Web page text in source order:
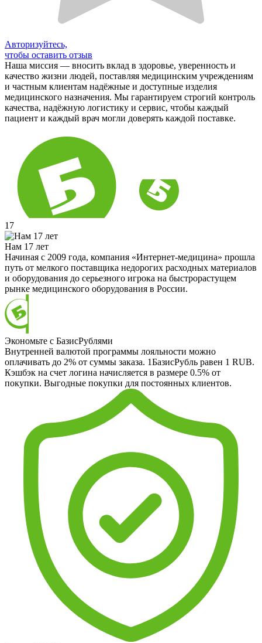
Авторизуйтесь,
чтобы оставить отзыв
Наша миссия — вносить вклад в здоровье, уверенность и
качество жизни людей, поставляя медицинским учреждениям
и частным клиентам надёжные и доступные изделия
медицинского назначения. Мы гарантируем строгий контроль
качества, надёжную логистику и сервис, чтобы каждый
пациент и каждый врач могли доверять каждой поставке.
17
Нам 17 лет
Начиная с 2009 года, компания «Интернет-медицина» прошла
путь от мелкого поставщика недорогих расходных материалов
и оборудования до серьезного игрока на быстрорастущем
рынке медицинского оборудования в России.
Экономьте с БазисРублями
Внутренней валютой программы лояльности можно
оплачивать до 2% от суммы заказа. 1БазисРубль равен 1 RUB.
Кэшбэк на счет логина начисляется в размере 0.5% от
покупки. Выгодные покупки для постоянных клиентов.